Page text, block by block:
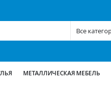
МЕТАЛЛИЧЕСКАЯ МЕБЕЛЬ